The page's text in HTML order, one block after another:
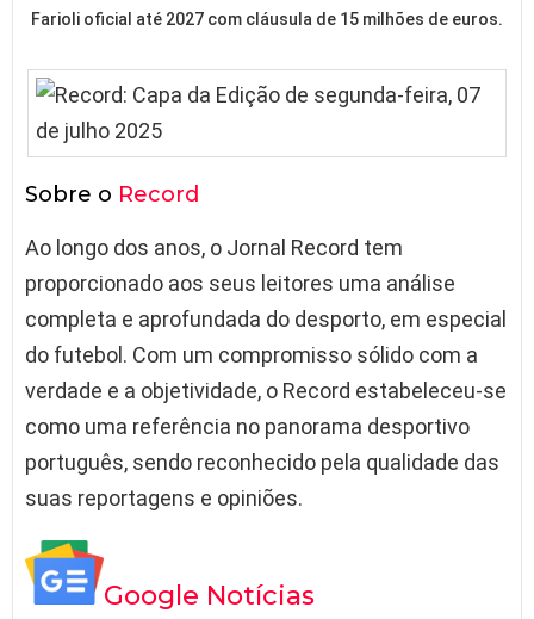
Farioli oficial até 2027 com cláusula de 15 milhões de euros.
Sobre o Record
Ao longo dos anos, o Jornal Record tem
proporcionado aos seus leitores uma análise
completa e aprofundada do desporto, em especial
do futebol. Com um compromisso sólido com a
verdade e a objetividade, o Record estabeleceu-se
como uma referência no panorama desportivo
português, sendo reconhecido pela qualidade das
suas reportagens e opiniões.
Google Notícias